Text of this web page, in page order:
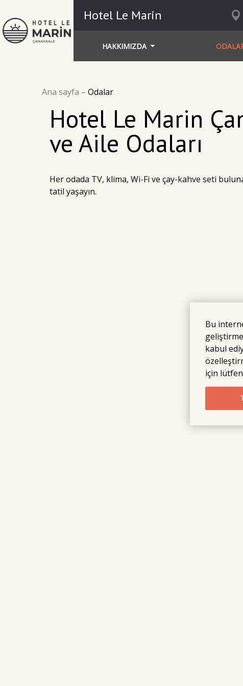
Bu
kabul
için lütfen
Hotel Le Marin
HAKKIMIZDA
Ana sayfa – Odalar
Hotel Le Marin
ve Aile Odaları
Her odada TV, klima, Wi-Fi ve çay-kahve seti
tatil yaşayın.